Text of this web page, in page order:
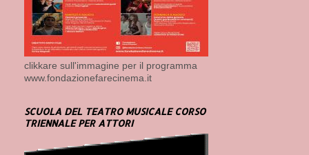
clikkare sull'immagine per il programma
www.fondazionefarecinema.it
SCUOLA DEL TEATRO MUSICALE CORSO
TRIENNALE PER ATTORI